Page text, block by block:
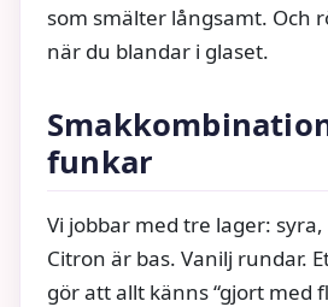
som smälter långsamt. Och
när du blandar i glaset.
funkar
Vi jobbar med tre lager:
Citron är bas. Vanilj rundar.
gör att allt känns “gjort med